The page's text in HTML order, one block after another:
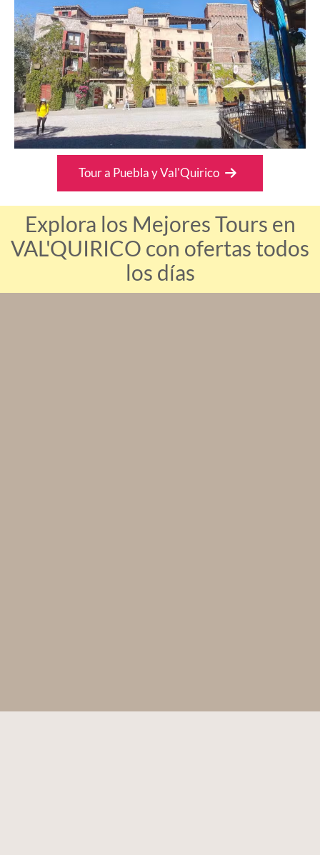
Tour a Puebla y Val'Quirico
Explora los Mejores Tours en
VAL'QUIRICO con ofertas todos
los días